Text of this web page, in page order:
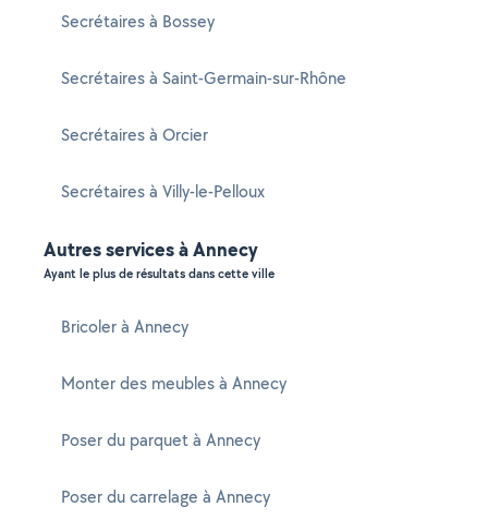
Secrétaires à Bossey
Secrétaires à Saint-Germain-sur-Rhône
Secrétaires à Orcier
Secrétaires à Villy-le-Pelloux
Autres services à Annecy
Ayant le plus de résultats dans cette ville
Bricoler à Annecy
Monter des meubles à Annecy
Poser du parquet à Annecy
Poser du carrelage à Annecy